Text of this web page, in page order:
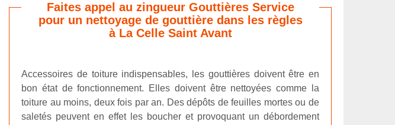
Faites appel au zingueur Gouttières Service
pour un nettoyage de gouttière dans les règles
à La Celle Saint Avant
Accessoires de toiture indispensables, les gouttières doivent être en
bon état de fonctionnement. Elles doivent être nettoyées comme la
toiture au moins, deux fois par an. Des dépôts de feuilles mortes ou de
saletés peuvent en effet les boucher et provoquant un débordement